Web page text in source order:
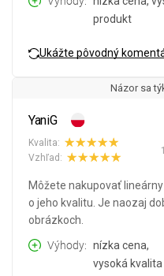
produkt
Ukážte pôvodný
Názor sa
YaniG
Kvalita:
Vzhľad:
Môžete nakupovať
o jeho kvalitu. Je naozaj
obrázkoch.
Výhody
nízka cena,
vysoká kvalita